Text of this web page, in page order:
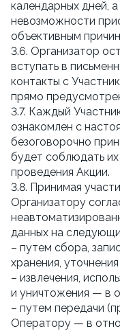
календарных дней,
невозможности
объективным
3.6. Организатор
вступать в
контакты с
прямо
3.7. Каждый
ознакомлен с
безоговорочно
будет соблюдать
проведения Акции.
3.8. Принимая
Организатору
данных на
– путем сбора,
хранения,
– извлечения,
и уничтожения — в
– путем передачи
Оператору — в